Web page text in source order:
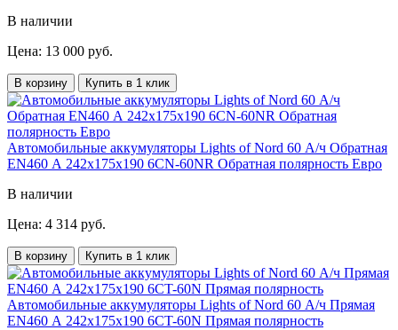
В наличии
Цена: 13 000 руб.
В корзину Купить в 1 клик
Автомобильные аккумуляторы Lights of Nord 60 А/ч Обратная
EN460 А 242x175x190 6CN-60NR Обратная полярность Евро
В наличии
Цена: 4 314 руб.
В корзину Купить в 1 клик
Автомобильные аккумуляторы Lights of Nord 60 А/ч Прямая
EN460 А 242x175x190 6CT-60N Прямая полярность